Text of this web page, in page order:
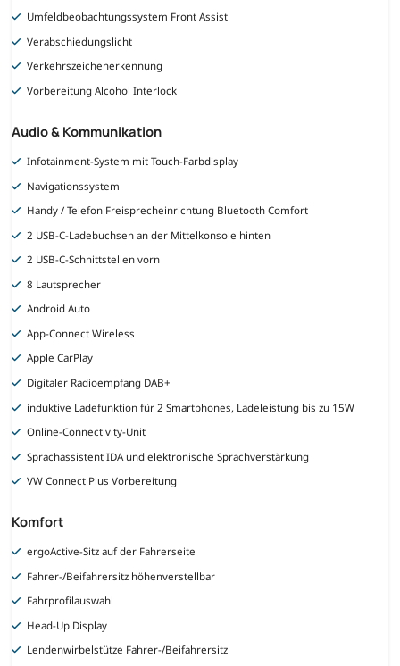
Umfeldbeobachtungssystem Front Assist
Verabschiedungslicht
Verkehrszeichenerkennung
Vorbereitung Alcohol Interlock
Audio & Kommunikation
Infotainment-System mit Touch-Farbdisplay
Navigationssystem
Handy / Telefon Freisprecheinrichtung Bluetooth Comfort
2 USB-C-Ladebuchsen an der Mittelkonsole hinten
2 USB-C-Schnittstellen vorn
8 Lautsprecher
Android Auto
App-Connect Wireless
Apple CarPlay
Digitaler Radioempfang DAB+
induktive Ladefunktion für 2 Smartphones, Ladeleistung bis zu 15W
Online-Connectivity-Unit
Sprachassistent IDA und elektronische Sprachverstärkung
VW Connect Plus Vorbereitung
Komfort
ergoActive-Sitz auf der Fahrerseite
Fahrer-/Beifahrersitz höhenverstellbar
Fahrprofilauswahl
Head-Up Display
Lendenwirbelstütze Fahrer-/Beifahrersitz